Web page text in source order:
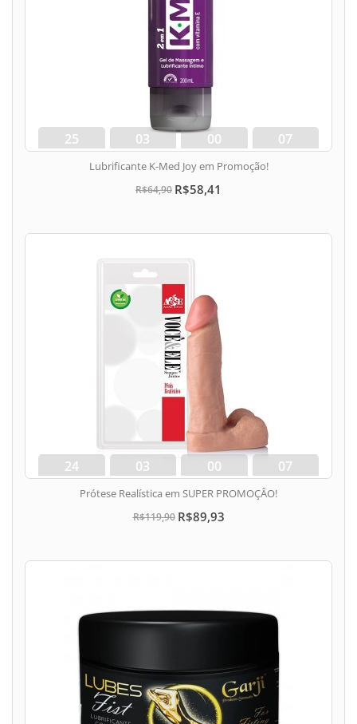
25
dias
03
hora
00
min
06
seg
Lubrificante K-Med Joy em Promoção!
R$64,90 R$58,41
24
dias
03
hora
00
min
06
seg
Prótese Realística em SUPER PROMOÇÂO!
R$119,90 R$89,93